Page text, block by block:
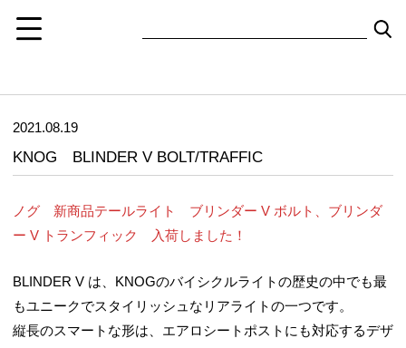
2021.08.19
KNOG BLINDER V BOLT/TRAFFIC
ノグ 新商品テールライト ブリンダー V ボルト、ブリンダ
ー V トランフィック 入荷しました！
BLINDER V は、KNOGのバイシクルライトの歴史の中でも最
もユニークでスタイリッシュなリアライトの一つです。
縦長のスマートな形は、エアロシートポストにも対応するデザ